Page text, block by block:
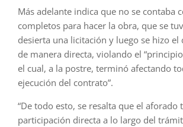
Más adelante indica que no se contaba
completos para hacer la obra, que se
desierta una licitación y luego se hizo
de manera directa, violando el
el cual, a la postre, terminó afectando
ejecución del contrato”.
“De todo esto, se resalta que el aforado
participación directa a lo largo del